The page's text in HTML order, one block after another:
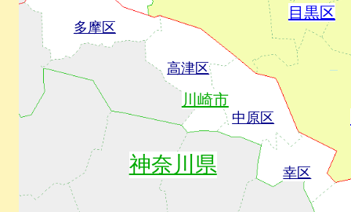
目黒区
川崎市
幸区
中原区
高津区
多摩区
神奈川県